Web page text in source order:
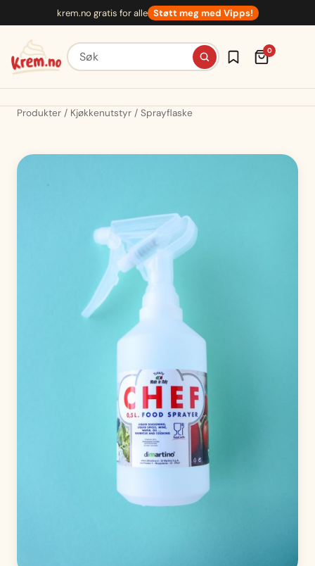
innhold
krem.no gratis for alle Støtt meg med Vipps!
Søk etter oppskrifter 0
Produkter Kjøkkenutstyr Sprayflaske